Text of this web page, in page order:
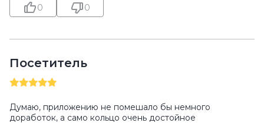
0 0
Посетитель
Думаю, приложению не помешало бы немного
доработок, а само кольцо очень достойное